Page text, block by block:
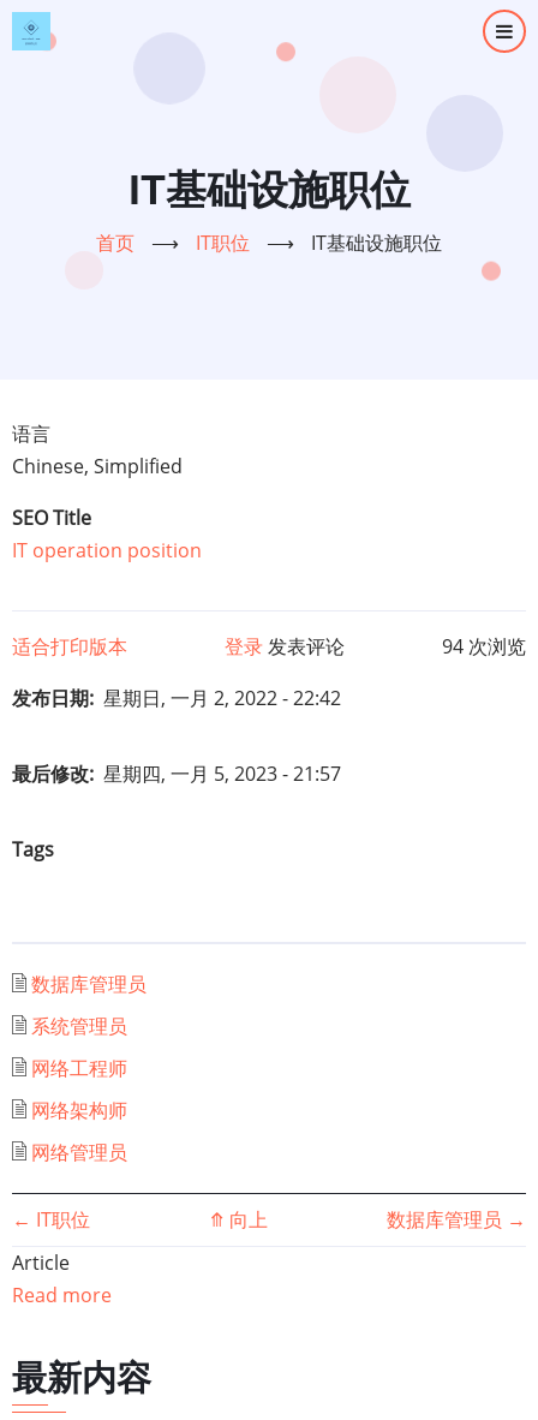
跳
转
IT基础设施职位
首页 ⟶ IT职位 ⟶ IT基础设施职位
语言
Chinese, Simplified
SEO Title
IT operation position
适合打印版本 登录发表评论
94 次浏览
发布日期 星期日, 一月 2, 2022 - 22:42
最后修改 星期四, 一月 5, 2023 - 21:57
Tags
数据库管理员
系统管理员
网络工程师
网络架构师
网络管理员
书
籍
历
← IT职位 ⤊ 向上 数据库管理员 →
Article
Read more
最新内容